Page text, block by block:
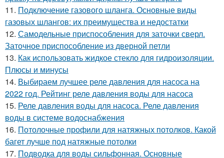
11. Подключение газового шланга. Основные виды
газовых шлангов: их преимущества и недостатки
12. Самодельные приспособления для заточки сверл.
Заточное приспособление из дверной петли
13. Как использовать жидкое стекло для гидроизоляции.
Плюсы и минусы
14. Выбираем лучшее реле давления для насоса на
2022 год. Рейтинг реле давления воды для насоса
15. Реле давления воды для насоса. Реле давления
воды в системе водоснабжения
16. Потолочные профили для натяжных потолков. Какой
багет лучше под натяжные потолки
17. Подводка для воды сильфонная. Основные